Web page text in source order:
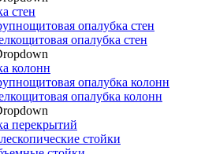
стен
опалубка стен
опалубка стен
колонн
опалубка колонн
опалубка колонн
перекрытий
стойки